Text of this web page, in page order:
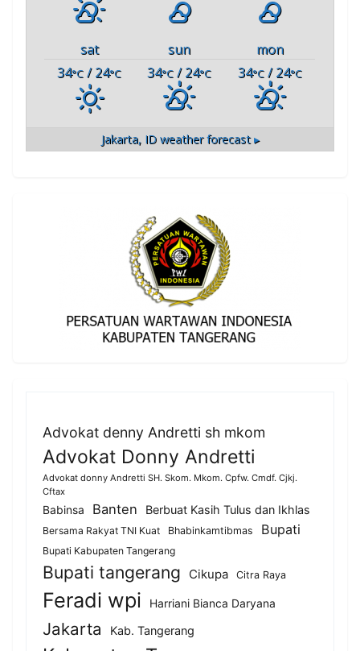
sat sun
mon
34°C / 24°C 34°C / 24°C 34°C/ 24°C
Jakarta, IDweather forecast ▸
Advokat denny Andretti sh mkom
Advokat Donny Andretti
Advokat donny Andretti SH. Skom. Mkom. Cpfw. Cmdf. Cjkj.
Cftax
Babinsa Banten Berbuat Kasih Tulus dan Ikhlas
Bersama Rakyat TNI Kuat Bhabinkamtibmas Bupati
Bupati Kabupaten Tangerang
Bupati tangerang Cikupa Citra Raya
Feradi wpi Harriani Bianca Daryana
Jakarta Kab. Tangerang